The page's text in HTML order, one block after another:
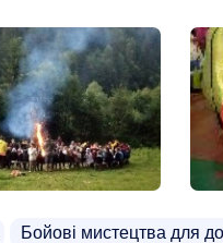
Бойові мистецтва для